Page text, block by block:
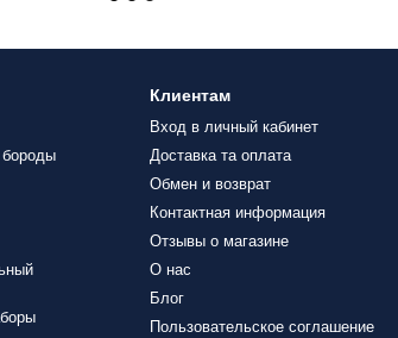
бороды
Клиентам
Вход в личный кабинет
Доставка та оплата
Обмен и возврат
Контактная информация
Отзывы о магазине
О нас
Блог
Пользовательское соглашение